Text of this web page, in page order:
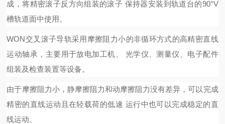
成，将精密滚子反方向组装的滚子 保持器安装到轨道台的90°V
槽轨道面中使用。
WON交叉滚子导轨采用摩擦阻力小的非循环方式的高精密直线
运动轴承，主要用于放电加工机、
光学仪、测量仪、电子配件
组装及检查装置等设备。
由于摩擦阻力小，静摩擦阻力和动摩擦阻力没有差异，可以完成
精密的直线运动且在轻载荷的低速 运行中也可以完成稳定的直
线运动。